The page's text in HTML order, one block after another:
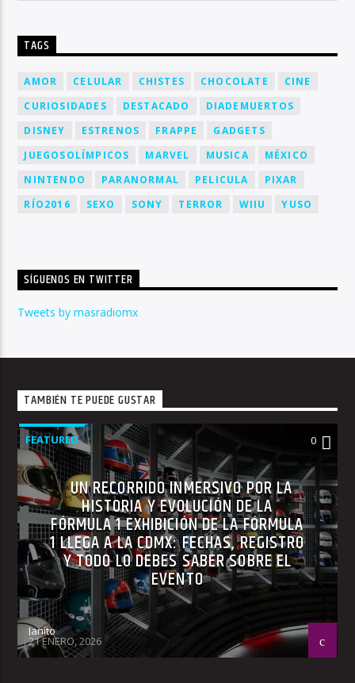
TAGS
AMOR CELULAR CHISTES CHOCOLATE
CINE
CURIOSIDADES
DESTACADO
DIADEMUERTOS
DISNEY
ESTRENOS FRAPPE
GADGETS
JUEGOSOLÍMPICOS
MARVEL MUSICA
MÉXICO
NINTENDO
PARANORMAL PELICULA
PIXAR
RÍO2016
SEXO SONY TERROR WIIU YUSO
SÍGUENOS EN TWITTER
Tweets by masradiomx
TAMBIÉN TE PUEDE GUSTAR
FEATURED 0
UN RECORRIDO INMERSIVO POR LA
HISTORIA Y EVOLUCIÓN DE LA
FÓRMULA 1 EXHIBICIÓN DE LA FÓRMULA
1 LLEGA A LA CDMX: FECHAS, REGISTRO
Y TODO LO DEBES SABER SOBRE EL
EVENTO
Janito
21 ENERO, 2026